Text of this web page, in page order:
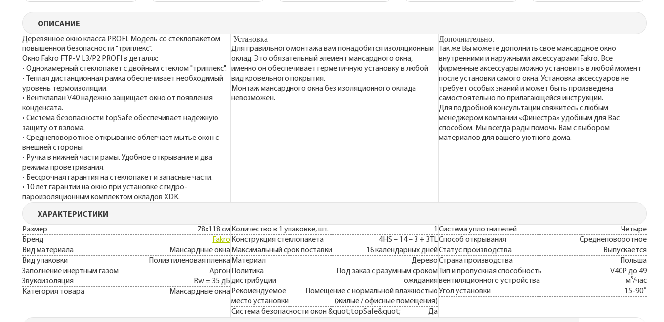
ОПИСАНИЕ
Деревянное окно класса PROFI. Модель со стеклопакетом
повышенной безопасности "триплекс".
Окно Fakro FTP-V L3/P2 PROFI в деталях:
• Однокамерный стеклопакет с двойным стеклом "триплекс".
• Теплая дистанционная рамка обеспечивает необходимый
уровень термоизоляции.
• Вентклапан V40 надежно защищает окно от появления
конденсата.
• Cистема безопасности topSafe обеспечивает надежную
защиту от взлома.
• Среднеповоротное открывание облегчает мытье окон с
внешней стороны.
• Ручка в нижней части рамы. Удобное открывание и два
режима проветривания.
• Бессрочная гарантия на стеклопакет и запасные части.
• 10 лет гарантии на окно при установке с гидро-
пароизоляционным комплектом окладов XDK.
Установка
Для правильного монтажа вам понадобится изоляционный
оклад. Это обязательный элемент мансардного окна,
именно он обеспечивает герметичную установку в любой
вид кровельного покрытия.
Монтаж мансардного окна без изоляционного оклада
невозможен.
Дополнительно.
Так же Вы можете дополнить свое мансардное окно
внутренними и наружными аксессуарами Fakro. Все
фирменные аксессуары можно установить в любой момент
после установки самого окна. Установка аксессуаров не
требует особых знаний и может быть произведена
самостоятельно по прилагающейся инструкции.
Для подробной консультации свяжитесь с любым
менеджером компании «Финестра» удобным для Вас
способом. Мы всегда рады помочь Вам с выбором
материалов для вашего уютного дома.
ХАРАКТЕРИСТИКИ
Размер
78x118 см
Бренд
Fakro
Вид материала
Мансардные окна
Вид упаковки
Полиэтиленовая пленка
Заполнение инертным газом
Аргон
Звукоизоляция
Rw = 35 дБ
Категория товара
Мансардные окна
Количество в 1 упаковке, шт.
1
Конструкция стеклопакета
4HS – 14 – 3 + 3TL
Максимальный срок поставки
18 календарных дней
Материал
Дерево
Политика
дистрибуции
Под заказ с разумным сроком
ожидания
Рекомендуемое
место установки
Помещение с нормальной влажностью
(жилые / офисные помещения)
Система безопасности окон &quot;topSafe&quot;
Да
Система уплотнителей
Четыре
Способ открывания
Среднеповоротное
Статус производства
Выпускается
Страна производства
Польша
Тип и пропускная способность
вентиляционного устройства
V40Р до 49
м³/час
Угол установки
15-90˚